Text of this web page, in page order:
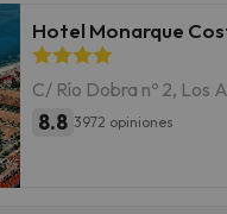
Hotel Monarque
C/ Río Dobra nº 2, Los
8.8 3972 opiniones